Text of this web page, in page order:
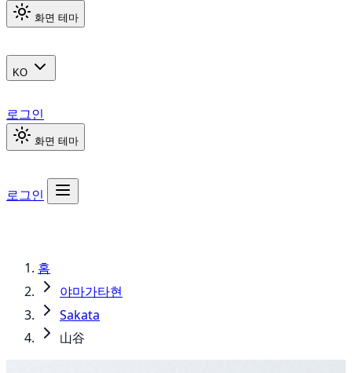
화면 테마
KO
로그인
화면 테마
로그인
홈
야마가타현
Sakata
山谷